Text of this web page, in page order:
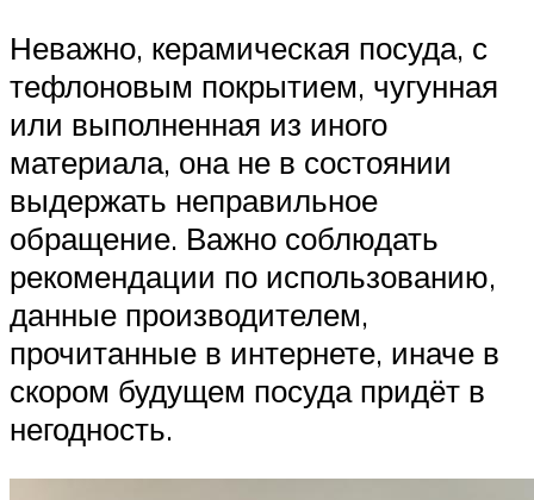
Неважно, керамическая посуда, с
тефлоновым покрытием, чугунная
или выполненная из иного
материала, она не в состоянии
выдержать неправильное
обращение. Важно соблюдать
рекомендации по использованию,
данные производителем,
прочитанные в интернете, иначе в
скором будущем посуда придёт в
негодность.